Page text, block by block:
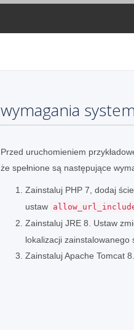
wymagania
Przed uruchomieniem
że spełnione są następujące
Zainstaluj PHP 7, dodaj
ustaw
Zainstaluj JRE 8. Ustaw
lokalizacji zainstalowanego
Zainstaluj Apache Tomcat